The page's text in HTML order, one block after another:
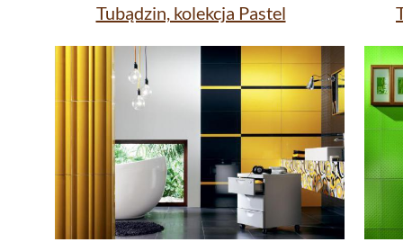
Tubądzin, kolekcja Pastel